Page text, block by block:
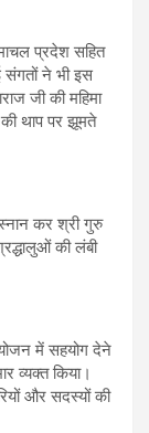
प्रदेश सहित
संगतों ने भी इस
जी की महिमा
थाप पर झूमते
कर श्री गुरु
की लंबी
में सहयोग देने
व्यक्त किया।
और सदस्यों की